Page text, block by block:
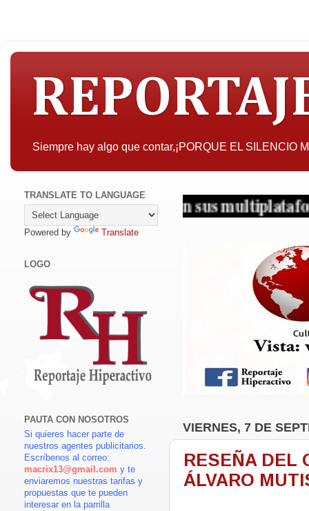
Siempre hay algo que contar,¡PORQUE EL SILENCIO
¡Periodismo en sus multiplataformas!
VIERNES, 7 DE
RESEÑA DEL
ÁLVARO
TRANSLATE TO LANGUAGE
Powered by Translate
LOGO
PAUTA CON NOSOTROS
Si quieres hacer parte de
nuestros agentes publicitarios.
Escríbenos al correo:
macrix13@gmail.com y te
enviaremos nuestras tarifas y
propuestas que te pueden
interesar en la parrilla